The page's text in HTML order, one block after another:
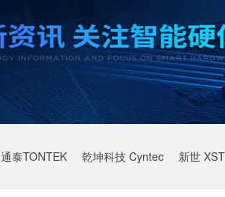
通泰TONTEK 乾坤科技 Cyntec 新世